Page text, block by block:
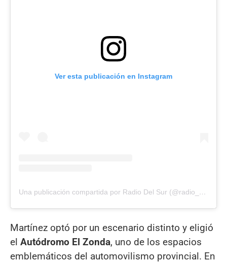
Ver esta publicación en Instagram
Una publicación compartida por Radio Del Sur (@radio_delsur)
Martínez optó por un escenario distinto y eligió
el Autódromo El Zonda, uno de los espacios
emblemáticos del automovilismo provincial. En